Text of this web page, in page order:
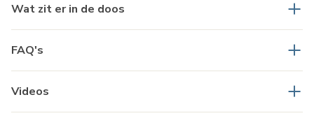
Wat zit er in de doos
FAQ's
Videos